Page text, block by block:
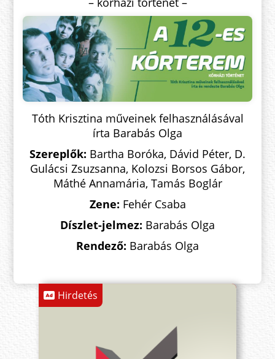
Tóth Krisztina műveinek felhasználásával
írta Barabás Olga
Szereplők: Bartha Boróka, Dávid Péter, D.
Gulácsi Zsuzsanna, Kolozsi Borsos Gábor,
Máthé Annamária, Tamás Boglár
Zene: Fehér Csaba
Díszlet-jelmez: Barabás Olga
Rendező: Barabás Olga
Hirdetés